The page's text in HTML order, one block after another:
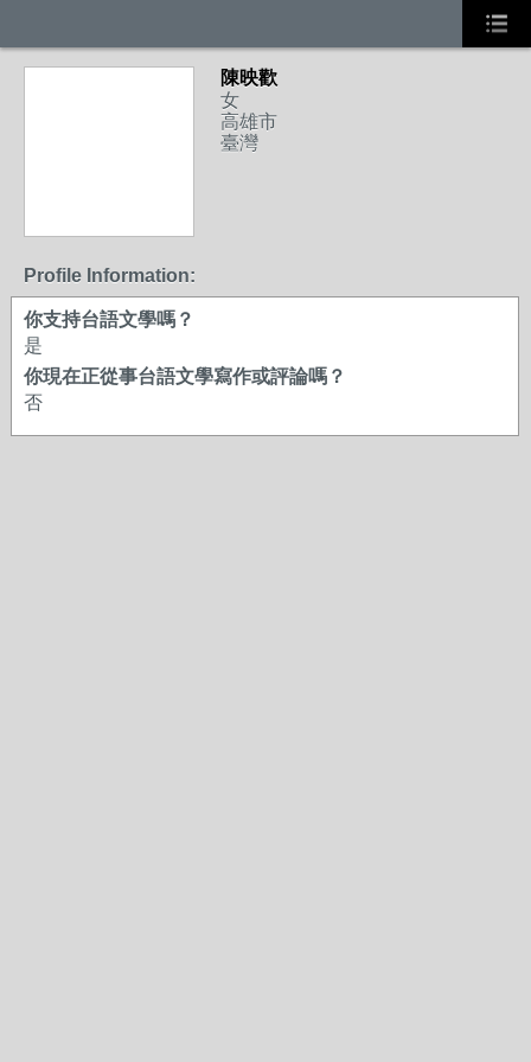
陳映歡
女
高雄市
臺灣
Profile Information:
你支持台語文學嗎？
是
你現在正從事台語文學寫作或評論嗎？
否